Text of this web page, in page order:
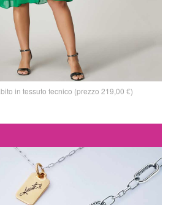
in tessuto tecnico (prezzo 219,00 €)